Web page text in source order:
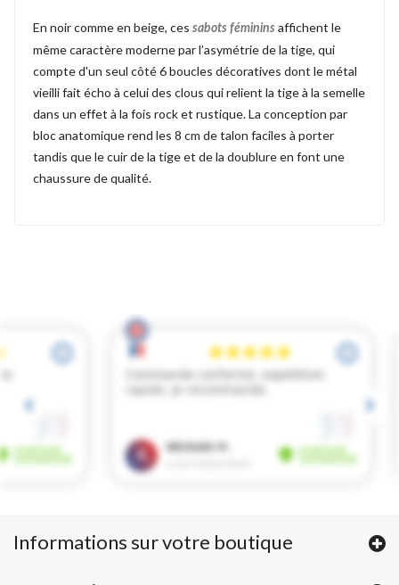
En noir comme en beige, ces sabots féminins affichent le
même caractère moderne par l’asymétrie de la tige, qui
compte d'un seul côté 6 boucles décoratives dont le métal
vieilli fait écho à celui des clous qui relient la tige à la semelle
dans un effet à la fois rock et rustique. La conception par
bloc anatomique rend les 8 cm de talon faciles à porter
tandis que le cuir de la tige et de la doublure en font une
chaussure de qualité.
Informations sur votre boutique